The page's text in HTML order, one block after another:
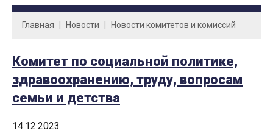
Главная Новости Новости комитетов и комиссий
Комитет по социальной политике,
здравоохранению, труду, вопросам
семьи и детства
14.12.2023